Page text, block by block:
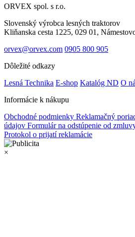
ORVEX spol. s r.o.
Slovenský výrobca lesných traktorov
Kliňanska cesta 1225, 029 01,
orvex@orvex.com 0905 800 905
Dôležité odkazy
Lesná Technika E-shop Katalóg ND O
Informácie k nákupu
Obchodné podmienky Reklamačný
údajov Formulár na odstúpenie od
Protokol o prijatí reklamácie
×